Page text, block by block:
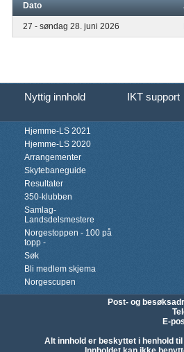
Dato
27 - søndag 28. juni 2026
Nyttig innhold IKT support
Hjemme-LS 2021
Hjemme-LS 2020
Arrangementer
Skytebaneguide
Resultater
350-klubben
Samlag-
Landsdelsmestere
Norgestoppen - 100 på
topp -
Søk
Bli medlem skjema
Norgescupen
Post- og
E-
Alt innhold er beskyttet i henhold